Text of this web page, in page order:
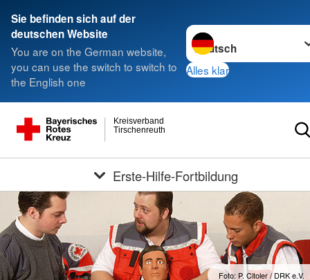
Sie befinden sich auf der
deutschen Website
You are on the German website,
you can use the switch to switch to
the English one
Sprache wechseln zu
Alles klar
Tirschenreuth
Kreisverband
Erste-Hilfe-Fortbildung
Foto: P. Citoler / DRK e.V.